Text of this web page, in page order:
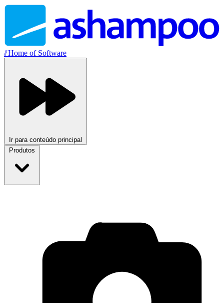
//Home of Software
Ir para conteúdo principal
Produtos